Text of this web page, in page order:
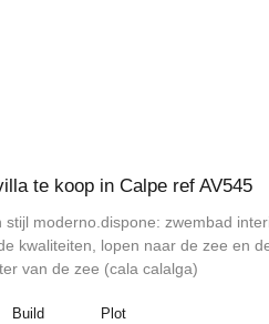
te koop in Calpe ref AV545
stijl moderno.dispone: zwembad
kwaliteiten, lopen naar de zee en
van de zee (cala calalga)
Build Plot